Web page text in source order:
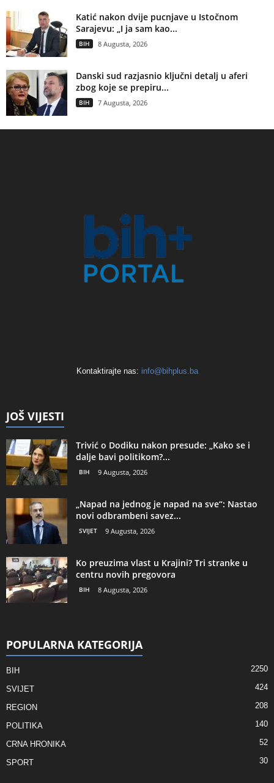
Katić nakon dvije pucnjave u Istočnom
Sarajevu: „I ja sam kao...
BIH 8 Augusta, 2026
Danski sud razjasnio ključni detalj u aferi
zbog koje se prepiru...
BIH 7 Augusta, 2026
Kontaktirajte nas: info@bihplus.ba
JOŠ VIJESTI
Trivić o Dodiku nakon presude: „Kako se i
dalje bavi politikom?...
BIH 9 Augusta, 2026
„Napad na jednog je napad na sve“: Nastao
novi odbrambeni savez...
SVIJET 9 Augusta, 2026
Ko preuzima vlast u Krajini? Tri stranke u
centru novih pregovora
BIH 8 Augusta, 2026
POPULARNA KATEGORIJA
BIH 2250
SVIJET 424
REGION 208
POLITIKA 140
CRNA HRONIKA 52
SPORT 30